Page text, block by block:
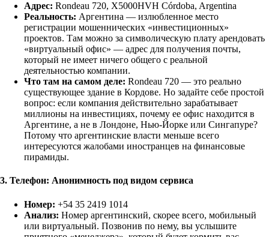
Адрес: Rondeau 720, X5000HVH Córdoba, Argentina
Реальность: Аргентина — излюбленное место
регистрации мошеннических «инвестиционных»
проектов. Там можно за символическую плату арендовать
«виртуальный офис» — адрес для получения почты,
который не имеет ничего общего с реальной
деятельностью компании.
Что там на самом деле: Rondeau 720 — это реально
существующее здание в Кордове. Но задайте себе простой
вопрос: если компания действительно зарабатывает
миллионы на инвестициях, почему ее офис находится в
Аргентине, а не в Лондоне, Нью-Йорке или Сингапуре?
Потому что аргентинские власти меньше всего
интересуются жалобами иностранцев на финансовые
пирамиды.
3. Телефон: Анонимность под видом сервиса
Номер: +54 35 2419 1014
Анализ: Номер аргентинский, скорее всего, мобильный
или виртуальный. Позвонив по нему, вы услышите